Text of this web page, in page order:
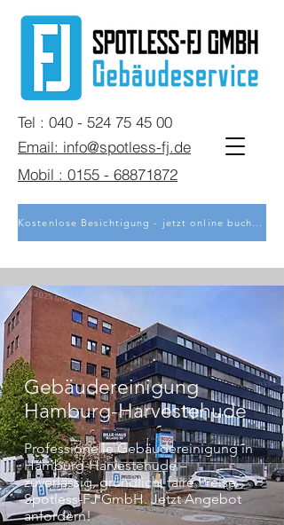
Mobil : 0155 - 68871872
Tel : 040 - 524 75 45 00
Email: info@spotless-fj.de
Kostenlose Besichtigung - jetzt online buchen
Gebäudereinigung
Hamburg-Harvestehude
Professionelle Gebäudereinigung in
Hamburg-Harvestehude –
zuverlässig, gründlich, faire Preise.
Spotless-FJ GmbH. Jetzt Angebot
anfordern!